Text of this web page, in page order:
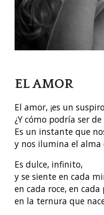
EL AMOR
El amor, ¡es un
¿Y cómo podría ser
Es un instante que
y nos ilumina el alma
Es dulce, infinito,
y se siente en cada
en cada roce, en
en la ternura que